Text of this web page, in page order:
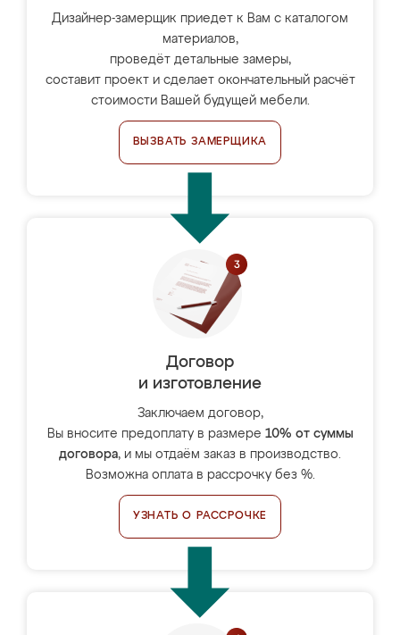
Дизайнер-замерщик приедет к Вам с каталогом
материалов,
проведёт детальные замеры,
составит проект и сделает окончательный расчёт
стоимости Вашей будущей мебели.
ВЫЗВАТЬ ЗАМЕРЩИКА
Договор
и изготовление
Заключаем договор,
Вы вносите предоплату в размере 10% от суммы
договора, и мы отдаём заказ в производство.
Возможна оплата в рассрочку без %.
УЗНАТЬ О РАССРОЧКЕ